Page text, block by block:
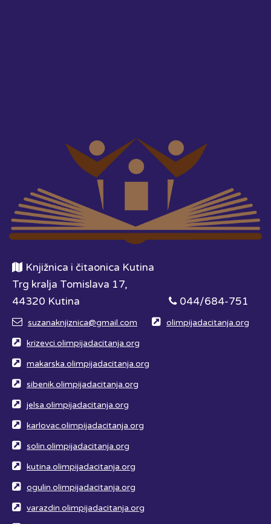
Knjižnica i čitaonica Kutina
Trg kralja Tomislava 17,
44320 Kutina
044/684-751
suzanaknjiznica@gmail.com olimpijadacitanja.org
krizevci.olimpijadacitanja.org
makarska.olimpijadacitanja.org
sibenik.olimpijadacitanja.org
jelsa.olimpijadacitanja.org
karlovac.olimpijadacitanja.org
solin.olimpijadacitanja.org
kutina.olimpijadacitanja.org
ogulin.olimpijadacitanja.org
varazdin.olimpijadacitanja.org